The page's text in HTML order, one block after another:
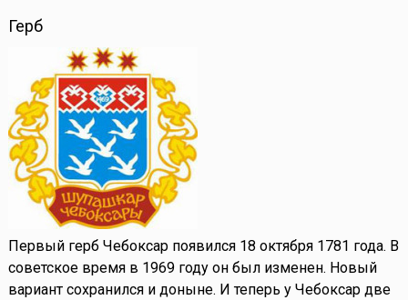
Герб
Первый герб Чебоксар появился 18 октября 1781 года. В
советское время в 1969 году он был изменен. Новый
вариант сохранился и доныне. И теперь у Чебоксар две